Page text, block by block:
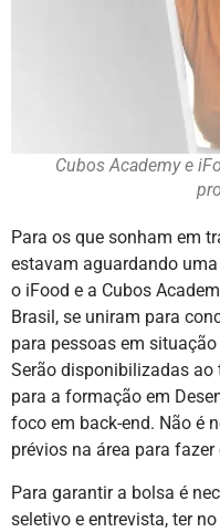
Cubos Academy e
Para os que sonham em
estavam aguardando
o iFood e a Cubos
Brasil, se uniram para
para pessoas em
Serão disponibilizadas
para a formação em
foco em back-end. Não é
prévios na área para fazer
Para garantir a bolsa é
seletivo e entrevista, ter